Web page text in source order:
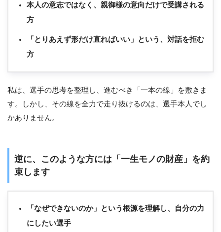
本人の意志ではなく、親御様の意向だけで受講される
方
「とりあえず形だけ直ればいい」という、対話を拒む
方
私は、選手の思考を整理し、進むべき「一本の線」を敷きま
す。しかし、その線を全力で走り抜けるのは、選手本人でし
かありません。
逆に、このような方には「一生モノの財産」を約
束します
「なぜできないのか」という根源を理解し、自分の力
にしたい選手